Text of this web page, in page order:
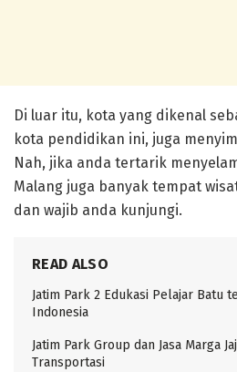
Di luar itu, kota yang dikenal
kota pendidikan ini, juga
Nah, jika anda tertarik
Malang juga banyak tempat
dan wajib anda kunjungi.
READ ALSO
Jatim Park 2 Edukasi Pelajar Batu
Indonesia
Jatim Park Group dan Jasa Marga
Transportasi